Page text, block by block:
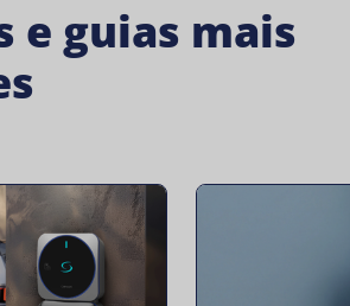
e guias mais